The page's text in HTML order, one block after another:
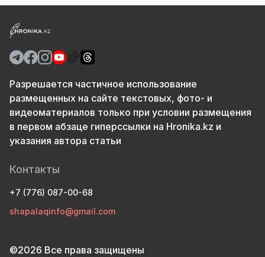
Разрешается частичное использование
размещенных на сайте текстовых, фото- и
видеоматериалов только при условии размещения
в первом абзаце гиперссылки на Hronika.kz и
указания автора статьи
Контакты
+7 (776) 087-00-68
shapalaqinfo@gmail.com
©2026 Все права защищены